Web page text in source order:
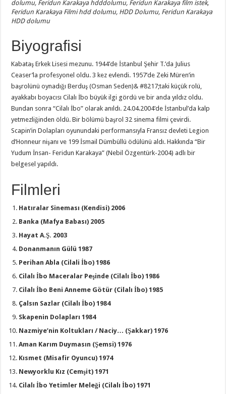
dolumu, Feridun Karakaya hdddolumu, Feridun Karakaya film istek,
Feridun Karakaya Filmi hdd dolumu, HDD Dolumu, Feridun Karakaya
HDD dolumu
Biyografisi
Kabataş Erkek Lisesi mezunu. 1944’de İstanbul Şehir T.’da Julius
Ceaser’la profesyonel oldu. 3 kez evlendi. 1957’de Zeki Müren’in
başrolünü oynadığı Berduş (Osman Seden)&#8217;taki küçük rolü,
ayakkabı boyacısı Cilalı İbo büyük ilgi gördü ve bir anda yıldız oldu.
Bundan sonra “Cilalı İbo” olarak anıldı. 24.04.2004’de İstanbul’da kalp
yetmezliğinden öldü. Bir bölümü başrol 32 sinema filmi çevirdi.
Scapin’in Dolapları oyunundaki performansıyla Fransız devleti Legion
d’Honneur nişanı ve 199 İsmail Dümbüllü ödülünü aldı. Hakkında “Bir
Yudum İnsan- Feridun Karakaya” (Nebil Özgentürk-2004) adlı bir
belgesel yapıldı.
Filmleri
Hatıralar Sineması (Kendisi) 2006
Banka (Mafya Babası) 2005
Hayat A.Ş. 2003
Donanmanın Gülü 1987
Perihan Abla (Cilali İbo) 1986
Cilalı İbo Maceralar Peşinde (Cilalı İbo) 1986
Cilalı İbo Beni Anneme Götür (Cilalı İbo) 1985
Çalsın Sazlar (Cilalı İbo) 1984
Skapenin Dolapları 1984
Nazmiye’nin Koltukları / Naciy… (Şakkar) 1976
Aman Karım Duymasın (Şemsi) 1976
Kısmet (Misafir Oyuncu) 1974
Newyorklu Kız (Cemşit) 1971
Cilalı İbo Yetimler Meleği (Cilalı İbo) 1971